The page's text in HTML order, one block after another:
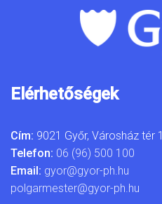
Elérhetőségek
Cím: 9021 Győr, Városház tér 1.
Telefon: 06 (96) 500 100
Email: gyor@gyor-ph.hu
polgarmester@gyor-ph.hu